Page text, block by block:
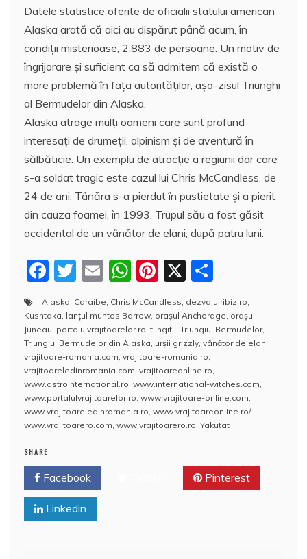
Datele statistice oferite de oficialii statului american
Alaska arată că aici au dispărut până acum, în
condiţii misterioase, 2.883 de persoane. Un motiv de
îngrijorare şi suficient ca să admitem că există o
mare problemă în faţa autorităţilor, aşa-zisul Triunghi
al Bermudelor din Alaska.
Alaska atrage mulţi oameni care sunt profund
interesați de drumeții, alpinism și de aventură în
sălbăticie. Un exemplu de atracție a regiunii dar care
s-a soldat tragic este cazul lui Chris McCandless, de
24 de ani. Tânăra s-a pierdut în pustietate şi a pierit
din cauza foamei, în 1993. Trupul său a fost găsit
accidental de un vânător de elani, după patru luni.
F
a
c
e
b
o
o
k
T
w
itt
er
E
m
ai
l
W
h
at
s
A
p
p
Pi
nt
er
e
st
X
a
rt
aj
a
z
ă
Alaska Caraibe Chris McCandless dezvaluiribiz.ro
Kushtaka lanțul muntos Barrow orașul Anchorage orașul
Juneau portalulvrajitoarelor.ro ,tlingitii Triungiul Bermudelor,
Triungiul Bermudelor din Alaska urşii grizzly vânător de elani
vrajitoare-romania.com vrajitoare-romania.ro
vrajitoareledinromania.com vrajitoareonline.ro
www.astrointernational.ro www.international-witches.com
www.portalulvrajitoarelor.ro www.vrajitoare-online.com
www.vrajitoareledinromania.ro www.vrajitoareonline.ro/,
www.vrajitoarero.com www.vrajitoarero.ro Yakutat
SHARE
Facebook Pinterest
Linkedin